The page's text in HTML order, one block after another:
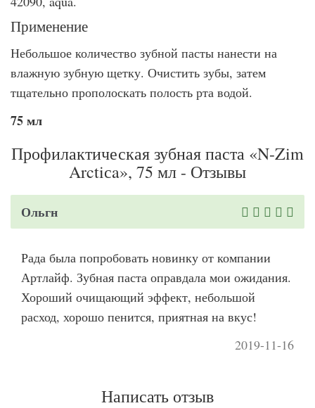
Применение
Небольшое количество зубной пасты нанести на
влажную зубную щетку. Очистить зубы, затем
тщательно прополоскать полость рта водой.
75 мл
Профилактическая зубная паста «N-Zim
Arctiсa», 75 мл - Отзывы
Ольгн
Рада была попробовать новинку от компании
Артлайф. Зубная паста оправдала мои ожидания.
Хороший очищающий эффект, небольшой
расход, хорошо пенится, приятная на вкус!
2019-11-16
Написать отзыв